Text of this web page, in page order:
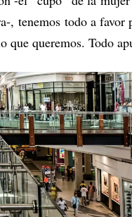
, tenemos todo a favor
que queremos. Todo